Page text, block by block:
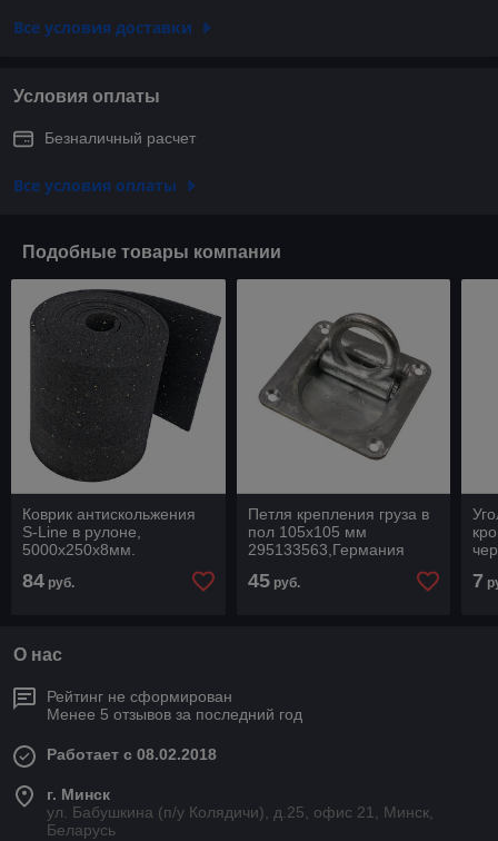
Все условия доставки
Условия оплаты
Безналичный расчет
Все условия оплаты
Подобные товары компании
Коврик антискольжения
S-Line в рулоне,
5000х250х8мм.
84 руб.
Петля крепления груза в
пол 105х105 мм
295133563,Германия
45руб. 7
О нас
Рейтинг не сформирован
Менее 5 отзывов за последний год
Работает с 08.02.2018
г. Минск
ул. Бабушкина (п/у Колядичи), д.25, офис 21, Минск,
Беларусь